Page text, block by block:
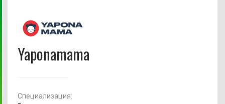
Yaponamama
Cпециализация: